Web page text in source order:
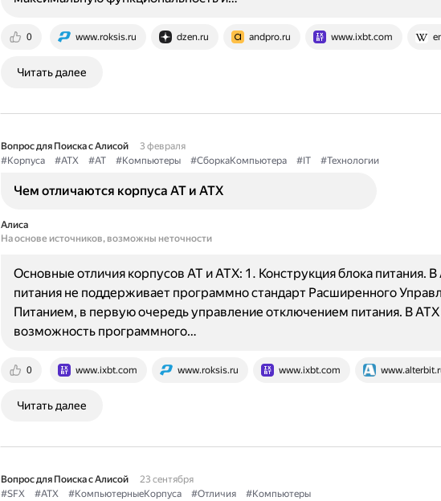
0 www.roksis.ru dzen.ru andpro.ru www.ixbt.com
Читать далее
Вопрос для Поиска с Алисой
3 февраля
#Корпуса
#ATX #AT #Компьютеры #СборкаКомпьютера #IT #Технологии
Чем отличаются корпуса AT и ATX
Алиса
На основе источников, возможны неточности
0 www.ixbt.com www.roksis.ru www.ixbt.com
Основные отличия корпусов AT и ATX: 1. Конструкция блока питания. В
питания не поддерживает программно стандарт Расширенного
Питанием, в первую очередь управление отключением питания. В ATX
возможность программного…
Читать далее
Вопрос для Поиска с Алисой
23 сентября
#SFX
#ATX #КомпьютерныеКорпуса #Отличия #Компьютеры